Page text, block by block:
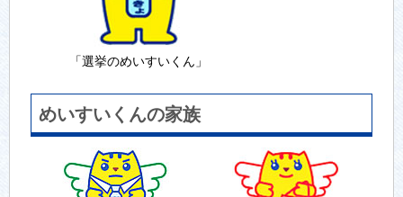
「選挙のめいすいくん」
めいすいくんの家族